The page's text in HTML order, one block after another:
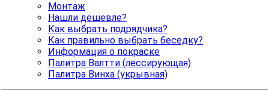
Монтаж
Нашли дешевле?
Как выбрать подрядчика?
Как правильно выбрать беседку?
Информация о покраске
Палитра Валтти (лессирующая)
Палитра Винха (укрывная)